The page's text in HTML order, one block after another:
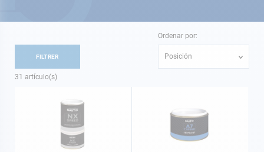
31 artículo(s)
Ordenar por:
Posición
FILTRER